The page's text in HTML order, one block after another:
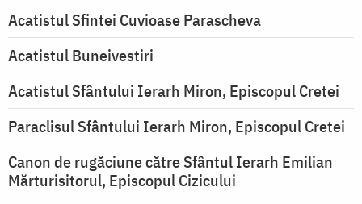
Acatistul Sfintei Cuvioase Parascheva
Acatistul Buneivestiri
Acatistul Sfântului Ierarh Miron, Episcopul Cretei
Paraclisul Sfântului Ierarh Miron, Episcopul Cretei
Canon de rugăciune către Sfântul Ierarh Emilian
Mărturisitorul, Episcopul Cizicului